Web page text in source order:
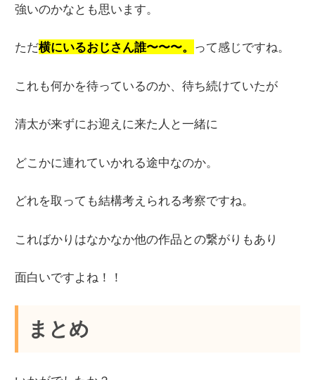
強いのかなとも思います。
ただ横にいるおじさん誰〜〜〜。 って感じですね。
これも何かを待っているのか、待ち続けていたが
清太が来ずにお迎えに来た人と一緒に
どこかに連れていかれる途中なのか。
どれを取っても結構考えられる考察ですね。
こればかりはなかなか他の作品との繋がりもあり
面白いですよね！！
まとめ